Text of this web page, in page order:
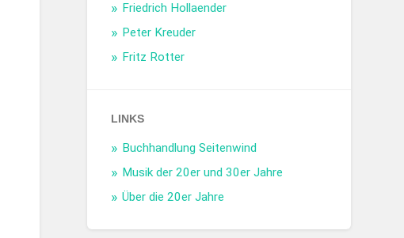
Friedrich Hollaender
Peter Kreuder
Fritz Rotter
LINKS
Buchhandlung Seitenwind
Musik der 20er und 30er Jahre
Über die 20er Jahre